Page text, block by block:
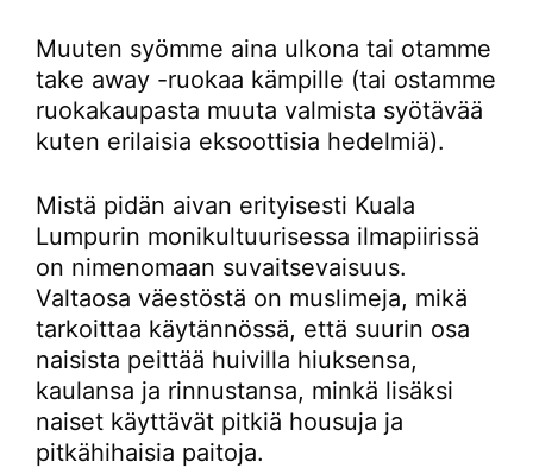
Muuten syömme aina ulkona tai otamme
take away -ruokaa kämpille (tai ostamme
ruokakaupasta muuta valmista syötävää
kuten erilaisia eksoottisia hedelmiä).
Mistä pidän aivan erityisesti Kuala
Lumpurin monikultuurisessa ilmapiirissä
on nimenomaan suvaitsevaisuus.
Valtaosa väestöstä on muslimeja, mikä
tarkoittaa käytännössä, että suurin osa
naisista peittää huivilla hiuksensa,
kaulansa ja rinnustansa, minkä lisäksi
naiset käyttävät pitkiä housuja ja
pitkähihaisia paitoja.